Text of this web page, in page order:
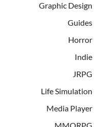
Graphic Design
Guides
Horror
Indie
JRPG
Life Simulation
Media Player